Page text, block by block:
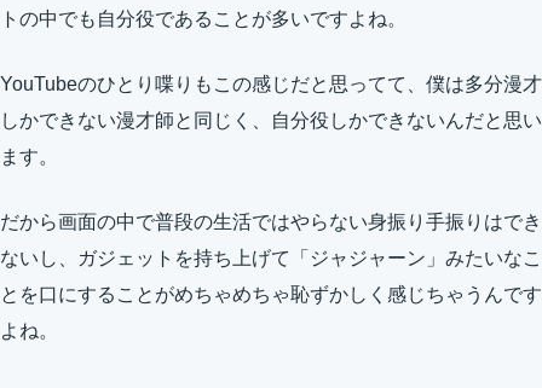
トの中でも自分役であることが多いですよね。
YouTubeのひとり喋りもこの感じだと思ってて、僕は多分漫才
しかできない漫才師と同じく、自分役しかできないんだと思い
ます。
だから画面の中で普段の生活ではやらない身振り手振りはでき
ないし、ガジェットを持ち上げて「ジャジャーン」みたいなこ
とを口にすることがめちゃめちゃ恥ずかしく感じちゃうんです
よね。